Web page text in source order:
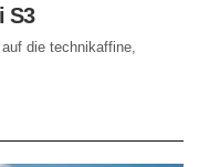
S3
die technikaffine,